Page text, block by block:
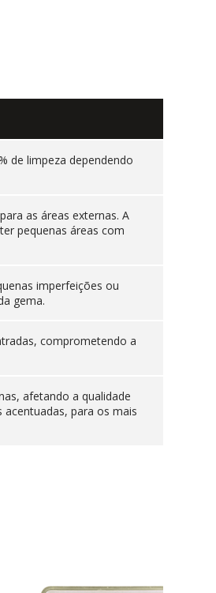
de limpeza dependendo
as áreas externas. A
pequenas áreas com
imperfeições ou
gema.
comprometendo a
afetando a qualidade
para os mais